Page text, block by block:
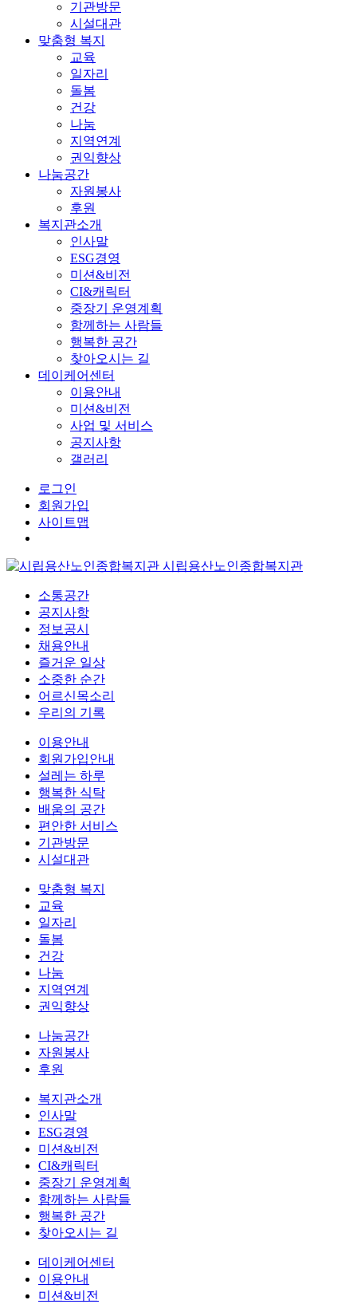
기관방문
시설대관
맞춤형 복지
교육
일자리
돌봄
건강
나눔
지역연계
권익향상
나눔공간
자원봉사
후원
복지관소개
인사말
ESG경영
미션&비전
CI&캐릭터
중장기 운영계획
함께하는 사람들
행복한 공간
찾아오시는 길
데이케어센터
이용안내
미션&비전
사업 및 서비스
공지사항
갤러리
로그인
회원가입
사이트맵
소통공간
공지사항
정보공시
채용안내
즐거운 일상
소중한 순간
어르신목소리
우리의 기록
이용안내
회원가입안내
설레는 하루
행복한 식탁
배움의 공간
편안한 서비스
기관방문
시설대관
맞춤형 복지
교육
일자리
돌봄
건강
나눔
지역연계
권익향상
나눔공간
자원봉사
후원
복지관소개
인사말
ESG경영
미션&비전
CI&캐릭터
중장기 운영계획
함께하는 사람들
행복한 공간
찾아오시는 길
데이케어센터
이용안내
미션&비전